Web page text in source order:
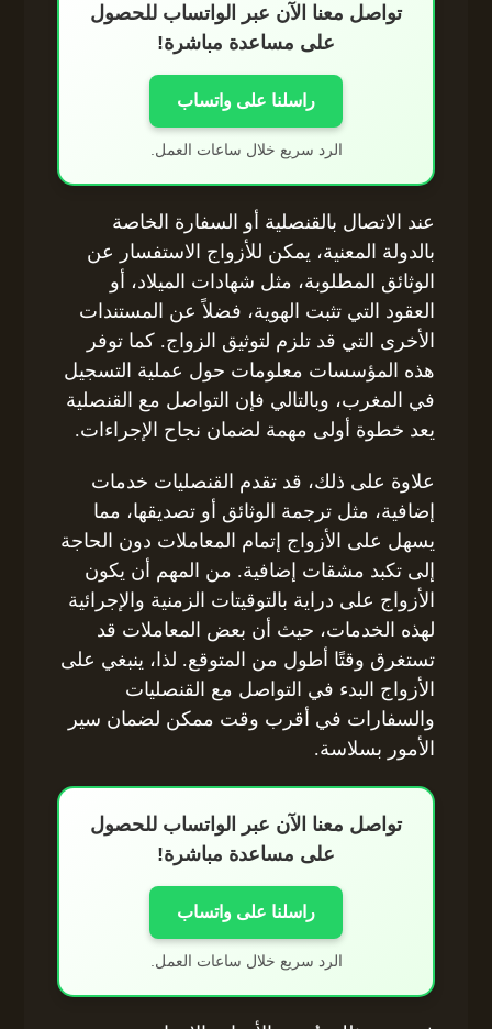
تواصل معنا الآن عبر الواتساب للحصول
على مساعدة مباشرة!
راسلنا على واتساب
الرد سريع خلال ساعات العمل.
عند الاتصال بالقنصلية أو السفارة الخاصة
بالدولة المعنية، يمكن للأزواج الاستفسار عن
الوثائق المطلوبة، مثل شهادات الميلاد، أو
العقود التي تثبت الهوية، فضلاً عن المستندات
الأخرى التي قد تلزم لتوثيق الزواج. كما توفر
هذه المؤسسات معلومات حول عملية التسجيل
في المغرب، وبالتالي فإن التواصل مع القنصلية
يعد خطوة أولى مهمة لضمان نجاح الإجراءات.
علاوة على ذلك، قد تقدم القنصليات خدمات
إضافية، مثل ترجمة الوثائق أو تصديقها، مما
يسهل على الأزواج إتمام المعاملات دون الحاجة
إلى تكبد مشقات إضافية. من المهم أن يكون
الأزواج على دراية بالتوقيتات الزمنية والإجرائية
لهذه الخدمات، حيث أن بعض المعاملات قد
تستغرق وقتًا أطول من المتوقع. لذا، ينبغي على
الأزواج البدء في التواصل مع القنصليات
والسفارات في أقرب وقت ممكن لضمان سير
الأمور بسلاسة.
تواصل معنا الآن عبر الواتساب للحصول
على مساعدة مباشرة!
راسلنا على واتساب
الرد سريع خلال ساعات العمل.